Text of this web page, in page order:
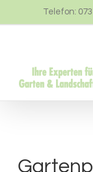
Telefon: